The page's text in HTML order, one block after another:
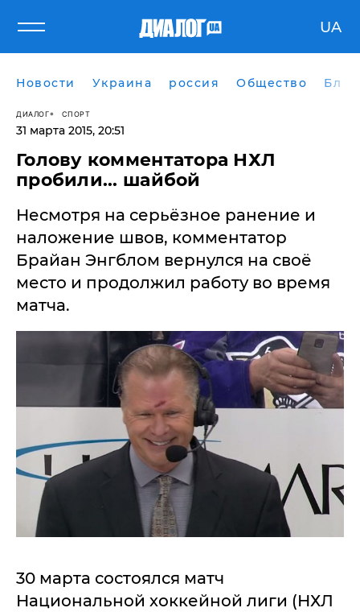
UA
Новости Украина россия Общество
ДИАЛОГ СПОРТ
31 марта 2015, 20:51
Голову комментатора НХЛ
пробили... шайбой
Несмотря на серьёзное ранение и
наложение швов, комментатор
Брайан Энгблом вернулся на своё
место и продолжил работу во время
матча.
30 марта состоялся матч
Национальной хоккейной лиги (НХЛ